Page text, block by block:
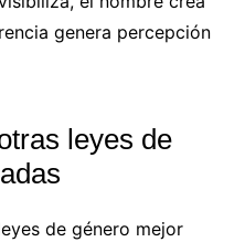
genera percepción
leyes de
de género mejor